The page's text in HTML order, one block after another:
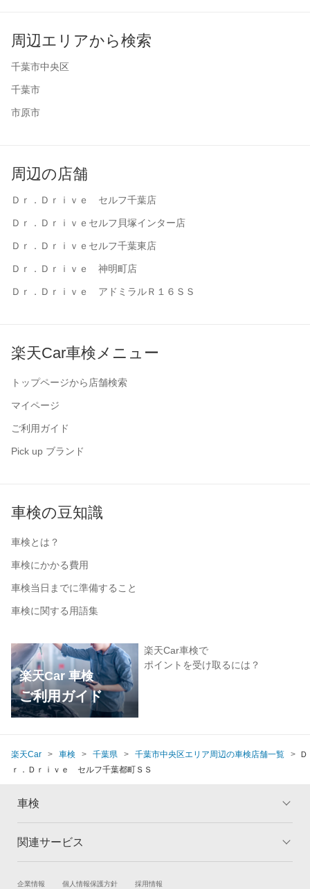
周辺エリアから検索
千葉市中央区
千葉市
市原市
周辺の店舗
Ｄｒ．Ｄｒｉｖｅ セルフ千葉店
Ｄｒ．Ｄｒｉｖｅセルフ貝塚インター店
Ｄｒ．Ｄｒｉｖｅセルフ千葉東店
Ｄｒ．Ｄｒｉｖｅ 神明町店
Ｄｒ．Ｄｒｉｖｅ アドミラルＲ１６ＳＳ
楽天Car車検メニュー
トップページから店舗検索
マイページ
ご利用ガイド
Pick up ブランド
車検の豆知識
車検とは？
車検にかかる費用
車検当日までに準備すること
車検に関する用語集
楽天Car 車検
ご利用ガイド
楽天Car車検で
ポイントを受け取るには？
楽天Car 車検 千葉県 千葉市中央区エリア周辺の車検店舗一覧
Ｄ
ｒ．Ｄｒｉｖｅ セルフ千葉都町ＳＳ
車検
トップ
車検の基礎知識 キャンペーン一覧
関連サービス
試乗・商談 新車購入
企業情報 個人情報保護方針 採用情報